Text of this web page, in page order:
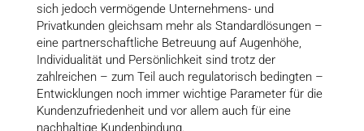
sich je­doch vermögende Unternehmens- und
Privatkunden gleichsam mehr als Standardlösungen –
eine partnerschaftliche Be­treuung auf Augenhöhe,
Individualität und Persönlichkeit sind trotz der
zahlreichen – zum Teil auch regulatorisch bedingten –
Entwick­lungen noch immer wichtige Parameter für die
Kunden­zu­friedenheit und vor allem auch für eine
nachhaltige Kundenbindung.